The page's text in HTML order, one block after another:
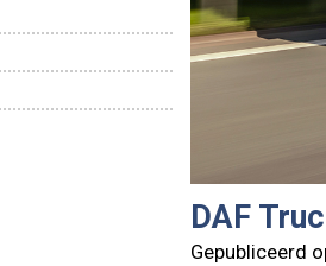
DAF
Gepubliceerd